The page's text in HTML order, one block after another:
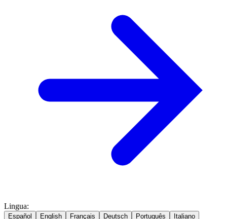
Lingua:
Español English Français Deutsch Português Italiano